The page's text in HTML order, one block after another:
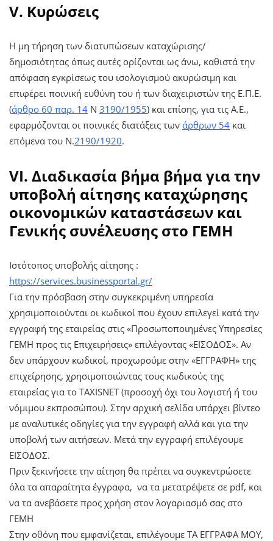
V. Κυρώσεις
Η μη τήρηση των διατυπώσεων καταχώρισης/
δημοσιότητας όπως αυτές ορίζονται ως άνω, καθιστά την
απόφαση εγκρίσεως του ισολογισμού ακυρώσιμη και
επιφέρει ποινική ευθύνη του ή των διαχειριστών της Ε.Π.Ε.
(άρθρο 60 παρ. 14 Ν 3190/1955) και επίσης, για τις Α.Ε.,
εφαρμόζονται οι ποινικές διατάξεις των άρθρων 54 και
επόμενα του Ν.2190/1920.
VI. Διαδικασία βήμα βήμα για την
υποβολή αίτησης καταχώρησης
οικονομικών καταστάσεων και
Γενικής συνέλευσης στο ΓΕΜΗ
Ιστότοπος υποβολής αίτησης :
https://services.businessportal.gr/
Για την πρόσβαση στην συγκεκριμένη υπηρεσία
χρησιμοποιούνται οι κωδικοί που έχουν επιλεγεί κατά την
εγγραφή της εταιρείας στις «Προσωποποιημένες Υπηρεσίες
ΓΕΜΗ προς τις Επιχειρήσεις» επιλέγοντας «ΕΙΣΟΔΟΣ». Αν
δεν υπάρχουν κωδικοί, προχωρούμε στην «ΕΓΓΡΑΦΗ» της
επιχείρησης, χρησιμοποιώντας τους κωδικούς της
εταιρείας για το TAXISNET (προσοχή όχι του λογιστή ή του
νόμιμου εκπροσώπου). Στην αρχική σελίδα υπάρχει βίντεο
με αναλυτικές οδηγίες για την εγγραφή αλλά και για την
υποβολή των αιτήσεων. Μετά την εγγραφή επιλέγουμε
ΕΙΣΟΔΟΣ.
Πριν ξεκινήσετε την αίτηση θα πρέπει να συγκεντρώσετε
όλα τα απαραίτητα έγγραφα, να τα μετατρέψετε σε pdf, και
να τα ανεβάσετε προς χρήση στον λογαριασμό σας στο
ΓΕΜΗ
Στην οθόνη που εμφανίζεται, επιλέγουμε ΤΑ ΕΓΓΡΑΦΑ ΜΟΥ,